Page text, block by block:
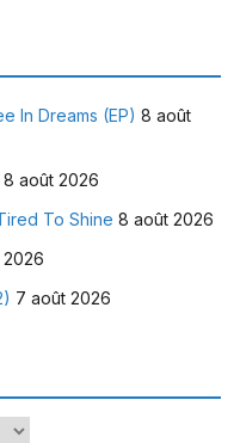
In Dreams (EP) 8 août
8 août 2026
To Shine 8 août 2026
7 août 2026